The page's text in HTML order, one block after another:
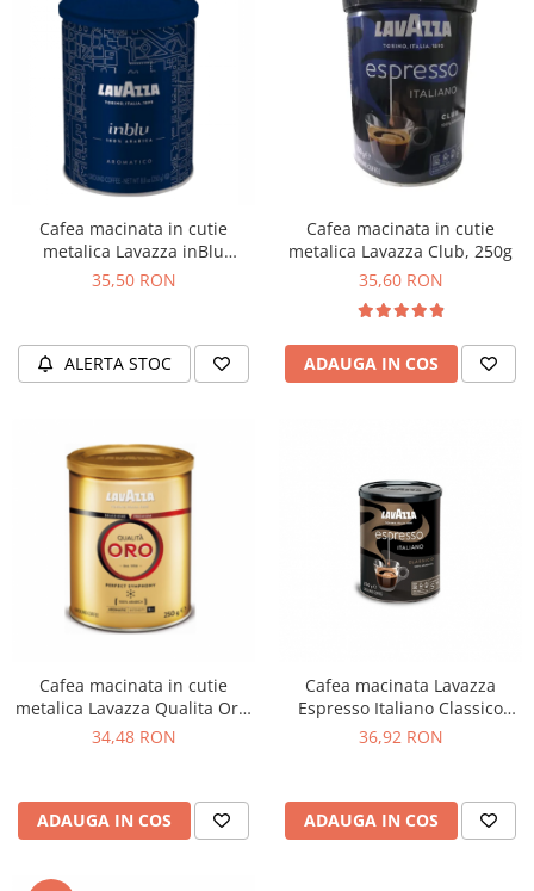
Cafea macinata in cutie
metalica Lavazza inBlu
Aromatico, 250g
35,50 RON
ALERTA STOC
Cafea macinata in cutie
metalica Lavazza Club, 250g
35,60 RON
ADAUGA IN COS
Cafea macinata in cutie
metalica Lavazza Qualita Oro,
250g
34,48 RON
ADAUGA IN COS
Cafea macinata Lavazza
Espresso Italiano Classico
cutie metalica, 250g
36,92 RON
ADAUGA IN COS